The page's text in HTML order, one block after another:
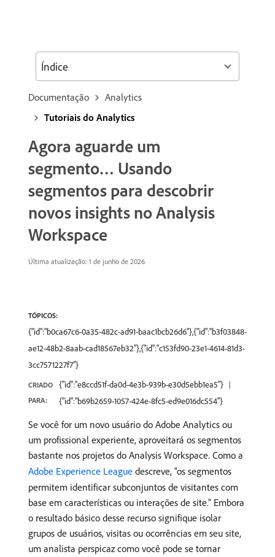
Documentação
Analytics
Tutoriais do Analytics
Agora aguarde um
segmento… Usando
segmentos para descobrir
novos insights no Analysis
Workspace
Última atualização: 1 de junho de 2026
TÓPICOS:
{"id":"b0ca67c6-0a35-482c-ad91-baac1bcb26d6"},{"id":"b3f03848-
ae12-48b2-8aab-cad18567eb32"},{"id":"c153fd90-23e1-4614-81d3-
3cc7571227f7"}
CRIADO
PARA:
{"id":"e8ccd51f-da0d-4e3b-939b-e30d5ebb1ea5"}
{"id":"b69b2659-1057-424e-8fc5-ed9e016dc554"}
Se você for um novo usuário do Adobe Analytics ou
um profissional experiente, aproveitará os segmentos
bastante nos projetos do Analysis Workspace. Como a
Adobe Experience League descreve, “os segmentos
permitem identificar subconjuntos de visitantes com
base em características ou interações de site.” Embora
o resultado básico desse recurso signifique isolar
grupos de usuários, visitas ou ocorrências em seu site,
um analista perspicaz como você pode se tornar
Índice